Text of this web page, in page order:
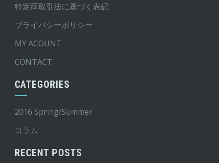
特定商取引法に基づく表記
プライバシーポリシー
MY ACOUNT
CONTACT
CATEGORIES
2016 Spring/Summer
コラム
RECENT POSTS